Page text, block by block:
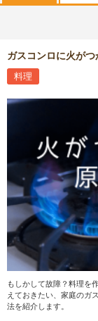
ガスコンロに火が
料理
もしかして故障？料理を
えておきたい、家庭のガ
法を紹介します。